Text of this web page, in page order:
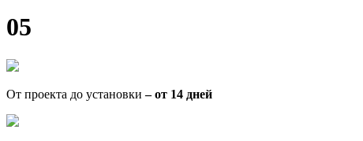
05
От проекта до установки– от 14 дней